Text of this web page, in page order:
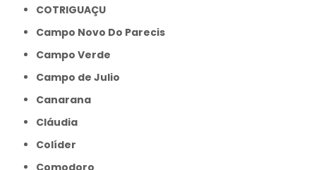
COTRIGUAÇU
Campo Novo Do Parecis
Campo Verde
Campo de Julio
Canarana
Cláudia
Colíder